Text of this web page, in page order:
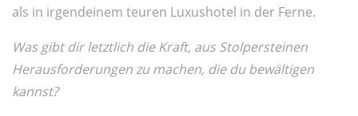
als in irgendeinem teuren Luxushotel in der Ferne.
Was gibt dir letztlich die Kraft, aus Stolpersteinen
Herausforderungen zu machen, die du bewältigen
kannst?